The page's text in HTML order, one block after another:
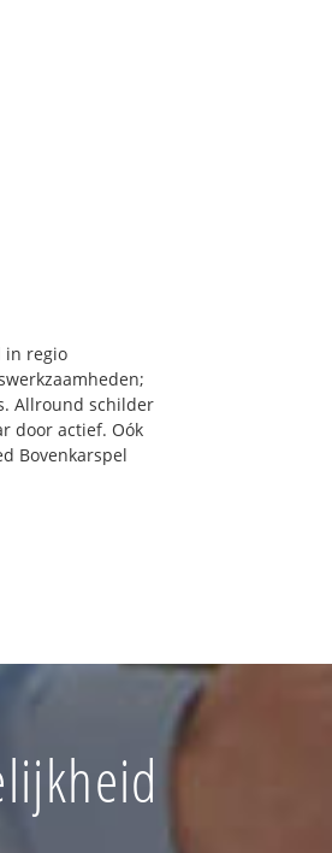
in regio
Allround schilder
door actief. Oók
Bovenkarspel